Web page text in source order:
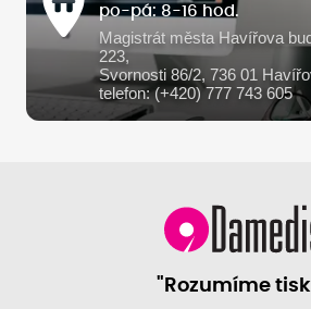
po-pá: 8-16 hod.
Magistrát města Havířova
223,
Svornosti 86/2, 736 01
telefon: (+420) 777 743 605
"Rozumíme